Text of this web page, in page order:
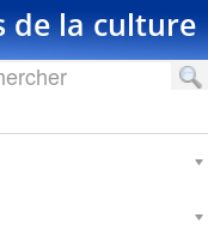
de la culture